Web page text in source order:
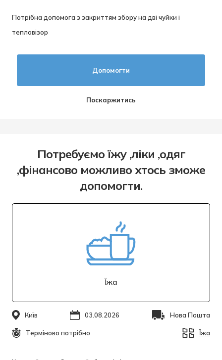
Потрібна допомога з закриттям збору на дві чуйки і
тепловізор
Поскаржитись
Допомогти
Потребуємо їжу ,ліки ,одяг
,фінансово можливо хтось зможе
допомогти.
Їжа
Київ 03.08.2026 Нова Пошта
Терміново потрібно Їжа